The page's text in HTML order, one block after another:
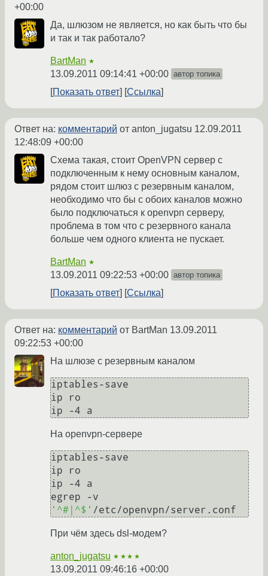
+00:00
Да, шлюзом не является, но как быть что бы
и так и так работало?
BartMan ★
13.09.2011 09:14:41 +00:00 автор топика
Показать ответ Ссылка
Ответ на: комментарий от anton_jugatsu 12.09.2011
12:48:09 +00:00
Схема такая, стоит OpenVPN сервер с
подключенным к нему основным каналом,
рядом стоит шлюз с резервным каналом,
необходимо что бы с обоих каналов можно
было подключаться к openvpn серверу,
проблема в том что с резервного канала
больше чем одного клиента не пускает.
BartMan ★
13.09.2011 09:22:53 +00:00 автор топика
Показать ответ Ссылка
Ответ на: комментарий от BartMan 13.09.2011
09:22:53 +00:00
На шлюзе с резервным каналом
iptables-save
ip ro
На openvpn-сервере
iptables-save
ip ro
ip -4 a
'^#|^$'
При чём здесь dsl-модем?
anton_jugatsu ★★★★
13.09.2011 09:46:16 +00:00